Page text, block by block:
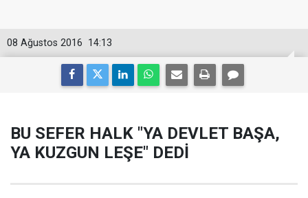
14:13
08 Ağustos 2016
BU SEFER HALK "YA DEVLET BAŞA,
YA KUZGUN LEŞE" DEDİ